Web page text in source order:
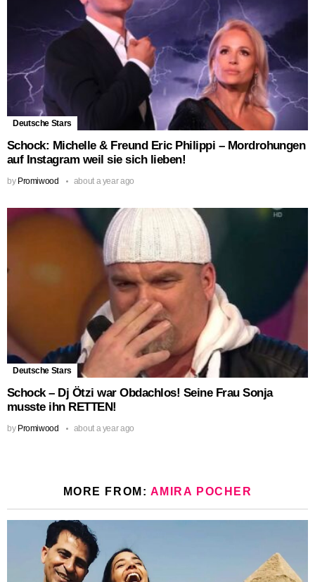
Deutsche Stars
Schock: Michelle & Freund Eric Philippi – Mordrohungen
auf Instagram weil sie sich lieben!
by Promiwood about a year ago
Deutsche Stars
Schock – Dj Ötzi war Obdachlos! Seine Frau Sonja
musste ihn RETTEN!
by Promiwood about a year ago
MORE FROM: AMIRA POCHER